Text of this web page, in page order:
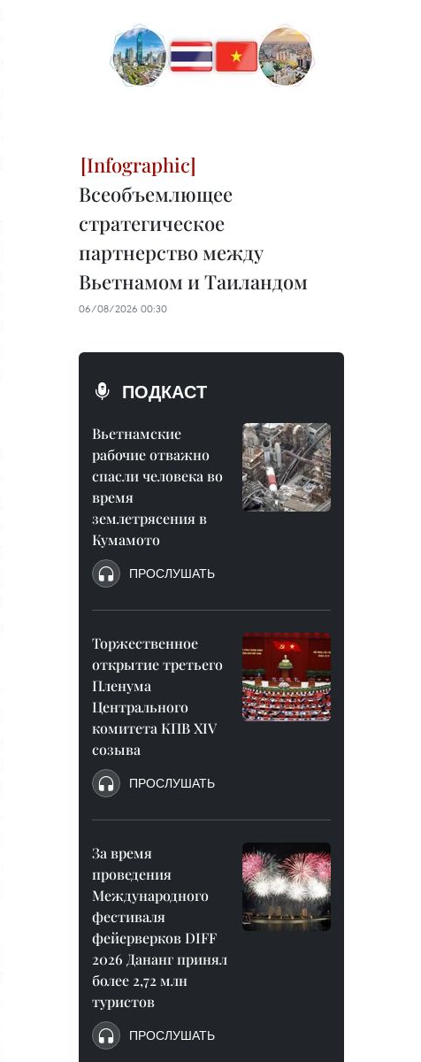
Всеобъемлющее
стратегическое
партнерство между
Вьетнамом и Таиландом
06/08/2026 00:30
ПОДКАСТ
Вьетнамские
рабочие отважно
спасли человека во
время
землетрясения в
Кумамото
ПРОСЛУШАТЬ
Торжественное
открытие третьего
Пленума
Центрального
комитета КПВ XIV
созыва
ПРОСЛУШАТЬ
За время
проведения
Международного
фестиваля
фейерверков DIFF
2026 Дананг принял
более 2,72 млн
туристов
ПРОСЛУШАТЬ